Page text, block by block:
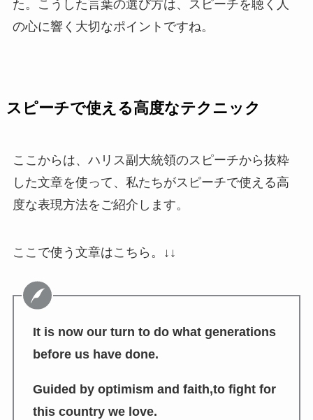
た。こうした言葉の選び方は、スピーチを聴く人
の心に響く大切なポイントですね。
スピーチで使える高度なテクニック
ここからは、 ハリス副大統領のスピーチから抜粋
した文章を使って、私たちがスピーチで使える高
度な表現方法をご紹介します。
ここで使う文章はこちら。↓↓
It is now our turn to do what generations
before us have done.
Guided by optimism and faith,to fight for
this country we love.